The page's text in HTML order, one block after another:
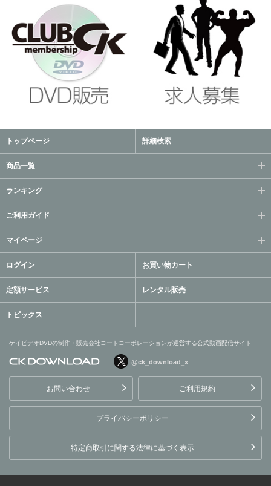
トップページ 詳細検索
商品一覧
ランキング
ご利用ガイド
マイページ
ログイン お買い物カート
定額サービス レンタル販売
トピックス
ゲイビデオDVDの制作・販売会社コートコーポレーションが運営する公式動画配信サイト
ョンが運営する公式動画配
信サイト
@ck_download_x
お問い合わせ ご利用規約
プライバシーポリシー
特定商取引に関する法律に基づく表示